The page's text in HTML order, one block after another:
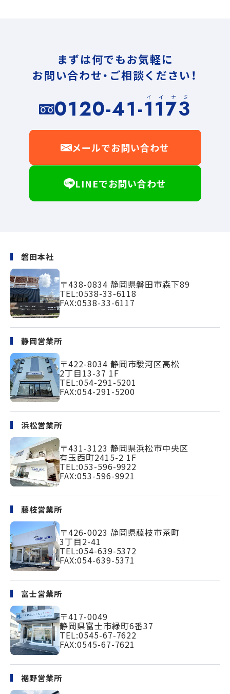
まずは何でもお気軽に
お問い合わせ・ご相談ください！
イイナミ
0120-41-1173
メールでお問い合わせ
LINEでお問い合わせ
磐田本社
〒438-0834 静岡県磐田市森下89
TEL:0538-33-6118
FAX:0538-33-6117
静岡営業所
〒422-8034 静岡市駿河区高松
2丁目13-37 1F
TEL:054-291-5201
FAX:054-291-5200
浜松営業所
〒431-3123 静岡県浜松市中央区
有玉西町2415-2 1F
TEL:053-596-9922
FAX:053-596-9921
藤枝営業所
〒426-0023 静岡県藤枝市茶町
3丁目2-41
TEL:054-639-5372
FAX:054-639-5371
富士営業所
〒417-0049
静岡県富士市緑町6番37
TEL:0545-67-7622
FAX:0545-67-7621
裾野営業所